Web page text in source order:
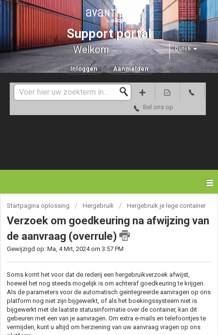
Support portal
Dutch
Welkom
Inloggen Aanmelden
Bel ons op
Startpagina oplossing Hergebruik Hergebruik je lege container
Verzoek om goedkeuring na afwijzing van
de aanvraag (overrule)
Gewijzigd op: Ma, 4 Mrt, 2024 om 3:57 PM
Soms komt het voor dat de rederij een hergebruikverzoek afwijst,
hoewel het nog steeds mogelijk is om achteraf goedkeuring te krijgen.
Als de parameters voor de automatisch geïntegreerde aanvragen op ons
platform nog niet zijn bijgewerkt, of als het boekingssysteem niet is
bijgewerkt met de laatste statusinformatie over de container, kan dit
gebeuren met een van je aanvragen. Om extra e-mails en telefoontjes te
vermijden, kunt u altijd om herziening van uw aanvraag vragen op ons